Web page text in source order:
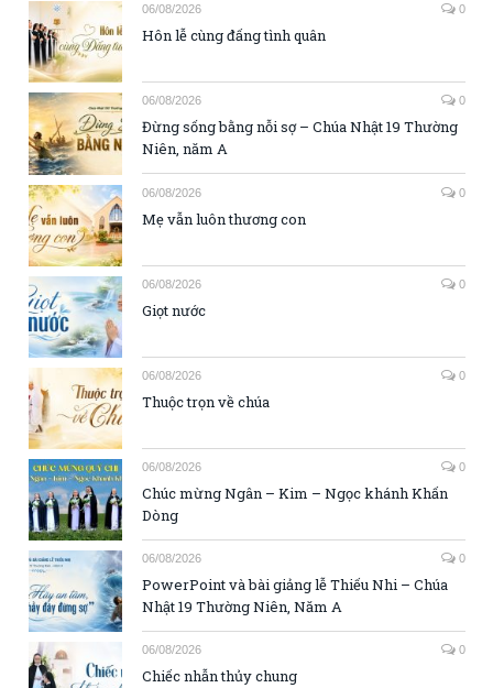
06/08/2026 0
Hôn lễ cùng đấng tình quân
06/08/2026 0
Đừng sống bằng nỗi sợ – Chúa Nhật 19 Thường
Niên, năm A
06/08/2026 0
Mẹ vẫn luôn thương con
06/08/2026 0
Giọt nước
06/08/2026 0
Thuộc trọn về chúa
06/08/2026 0
Chúc mừng Ngân – Kim – Ngọc khánh Khấn
Dòng
06/08/2026 0
PowerPoint và bài giảng lễ Thiếu Nhi – Chúa
Nhật 19 Thường Niên, Năm A
06/08/2026 0
Chiếc nhẫn thủy chung